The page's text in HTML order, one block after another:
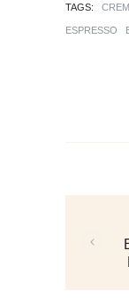
TAGS:
ESPRESSO